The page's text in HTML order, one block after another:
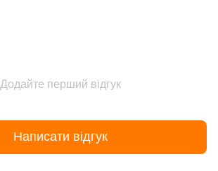
Додайте перший відгук
Написати відгук